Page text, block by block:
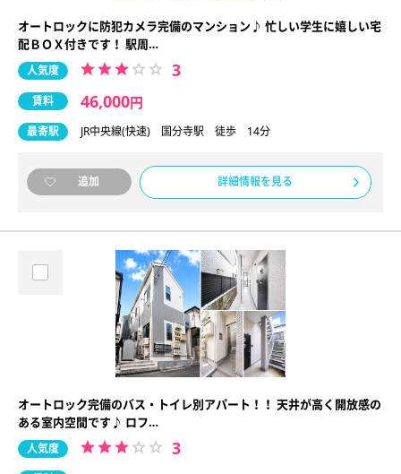
オートロックに防犯カメラ完備のマンション♪ 忙しい学生に嬉しい宅
配ＢＯＸ付きです！ 駅周…
人気度 3
賃料 46,000円
最寄駅 JR中央線(快速) 国分寺駅 徒歩 14分
追加 詳細情報を見る
オートロック完備のバス・トイレ別アパート！！ 天井が高く開放感の
ある室内空間です♪ ロフ…
人気度 3